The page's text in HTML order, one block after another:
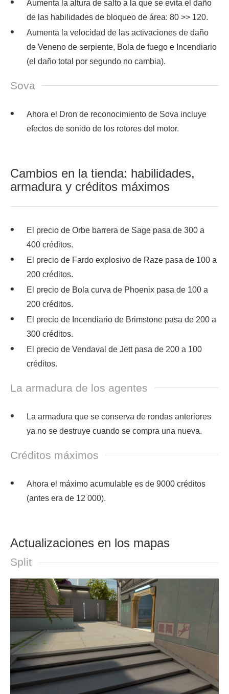
Aumenta la altura de salto a la que se evita el daño
de las habilidades de bloqueo de área: 80 >> 120.
Aumenta la velocidad de las activaciones de daño
de Veneno de serpiente, Bola de fuego e Incendiario
(el daño total por segundo no cambia).
Sova
Ahora el Dron de reconocimiento de Sova incluye
efectos de sonido de los rotores del motor.
Cambios en la tienda: habilidades,
armadura y créditos máximos
El precio de Orbe barrera de Sage pasa de 300 a
400 créditos.
El precio de Fardo explosivo de Raze pasa de 100 a
200 créditos.
El precio de Bola curva de Phoenix pasa de 100 a
200 créditos.
El precio de Incendiario de Brimstone pasa de 200 a
300 créditos.
El precio de Vendaval de Jett pasa de 200 a 100
créditos.
La armadura de los agentes
La armadura que se conserva de rondas anteriores
ya no se destruye cuando se compra una nueva.
Créditos máximos
Ahora el máximo acumulable es de 9000 créditos
(antes era de 12 000).
Actualizaciones en los mapas
Split